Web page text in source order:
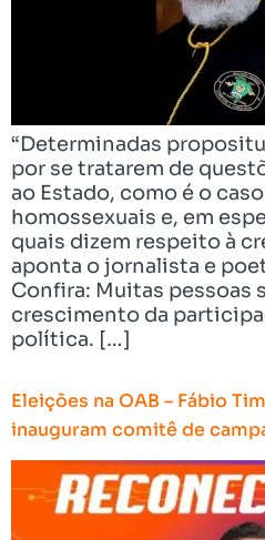
“Determinadas
por se tratarem de
ao Estado, como é o
homossexuais e, em
quais dizem respeito à
aponta o jornalista e
Confira: Muitas pessoas
crescimento da
política. […]
Eleições na OAB – Fábio
inauguram comitê de